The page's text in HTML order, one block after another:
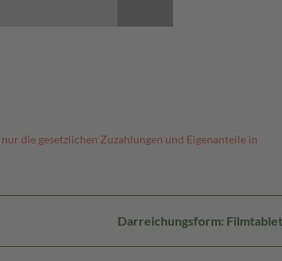
die gesetzlichen Zuzahlungen und Eigenanteile in
Darreichungsform: